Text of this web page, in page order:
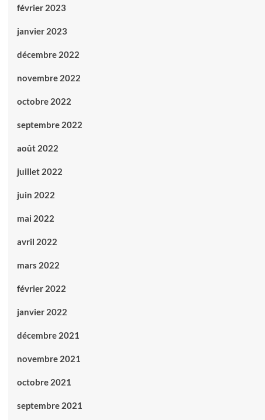
février 2023
janvier 2023
décembre 2022
novembre 2022
octobre 2022
septembre 2022
août 2022
juillet 2022
juin 2022
mai 2022
avril 2022
mars 2022
février 2022
janvier 2022
décembre 2021
novembre 2021
octobre 2021
septembre 2021